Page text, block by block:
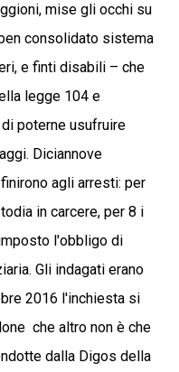
mise gli occhi su
consolidato sistema
e finti disabili – che
legge 104 e
poterne usufruire
Diciannove
agli arresti: per
in carcere, per 8 i
l'obbligo di
Gli indagati erano
2016 l'inchiesta si
che altro non è che
dalla Digos della